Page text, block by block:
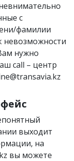
с
фамилии
невозможности
нужно
call – центр
выходит
на
вы можете